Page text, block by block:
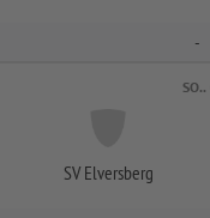
-
SO..
SV Elversberg